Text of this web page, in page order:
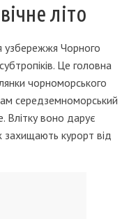
літо
узбережжя Чорного
Це головна
чорноморського
середземноморський
Влітку воно дарує
курорт від